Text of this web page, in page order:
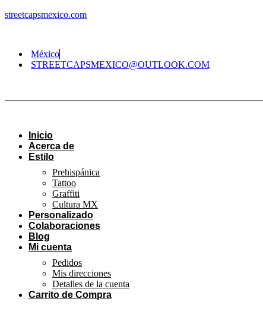
streetcapsmexico.com
México
STREETCAPSMEXICO@OUTLOOK.COM​
Inicio
Acerca de
Estilo
Prehispánica
Tattoo
Graffiti
Cultura MX
Personalizado
Colaboraciones
Blog
Mi cuenta
Pedidos
Mis direcciones
Detalles de la cuenta
Carrito de Compra